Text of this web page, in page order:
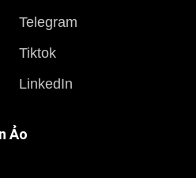
Telegram
Tiktok
LinkedIn
Ảo